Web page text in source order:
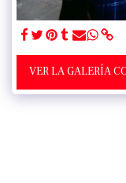
VER LA GALERÍA